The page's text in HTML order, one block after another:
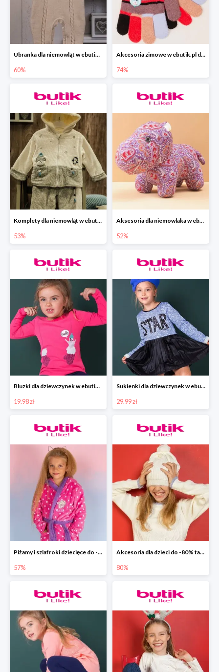
Ubranka dla niemowląt w ebutik.pl do -60%
60%
Akcesoria zimowe w ebutik.pl do -74%
74%
Komplety dla niemowląt w ebutik.pl do -53%
53%
Aksesoria dla niemowlaka w ebutik.pl do -52%
52%
Bluzki dla dziewczynek w ebutik.pl od 19,99zł.
19.98 zł
Sukienki dla dziewczynek w ebutik.pl od 29,99zł
29.99 zł
Piżamy i szlafroki dziecięce do -57% w ebutik.pl
57%
Akcesoria dla dzieci do -80% tanie w ebutik.pl
80%